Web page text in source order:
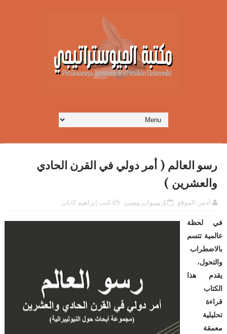
رسو العالم ( أمر دولي في القرن الحادي
والعشرين )
آدمن الموقع 4 سنوات مضت كتب إبراهيم كابان
في لحظة
عالمية تتسم
بالاضطراب
والتحول،
يقدم هذا
الكتاب
قراءة
تحليلية
معمقة